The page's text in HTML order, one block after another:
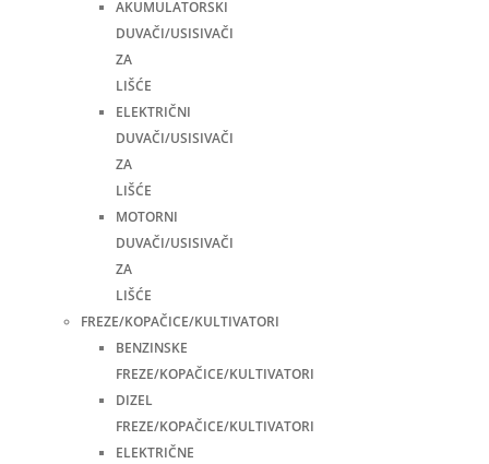
AKUMULATORSKI
DUVAČI/USISIVAČI
ZA
LIŠĆE
ELEKTRIČNI
DUVAČI/USISIVAČI
ZA
LIŠĆE
MOTORNI
DUVAČI/USISIVAČI
ZA
LIŠĆE
FREZE/KOPAČICE/KULTIVATORI
BENZINSKE
FREZE/KOPAČICE/KULTIVATORI
DIZEL
FREZE/KOPAČICE/KULTIVATORI
ELEKTRIČNE